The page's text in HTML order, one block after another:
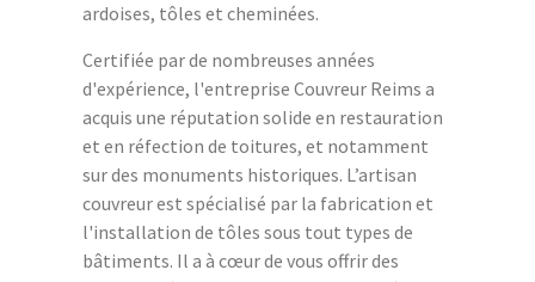
ardoises, tôles et cheminées.
Certifiée par de nombreuses années
d'expérience, l'entreprise Couvreur Reims a
acquis une réputation solide en restauration
et en réfection de toitures, et notamment
sur des monuments historiques. L’artisan
couvreur est spécialisé par la fabrication et
l'installation de tôles sous tout types de
bâtiments. Il a à cœur de vous offrir des